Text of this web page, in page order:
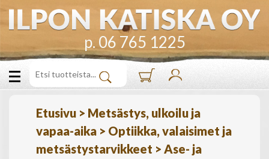
p. 06 765 1225
Etusivu > Metsästys, ulkoilu ja
vapaa-aika > Optiikka, valaisimet ja
metsästystarvikkeet > Ase- ja